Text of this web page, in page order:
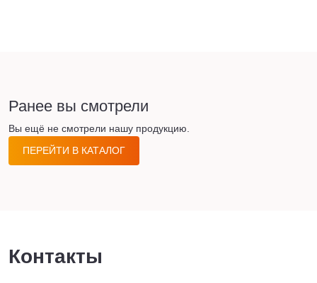
Ранее вы смотрели
Вы ещё не смотрели нашу продукцию.
ПЕРЕЙТИ В КАТАЛОГ
Контакты